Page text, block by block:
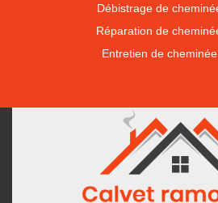
Débistrage de
Réparation de
Entretien de